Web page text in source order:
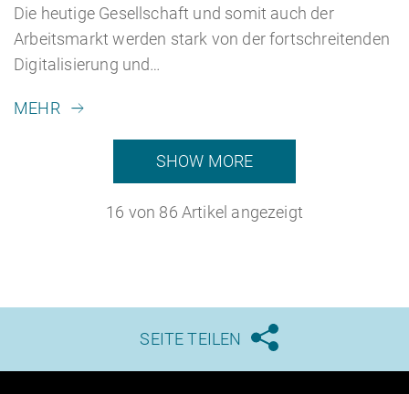
Die heutige Gesellschaft und somit auch der
Arbeitsmarkt werden stark von der fortschreitenden
Digitalisierung und…
MEHR
SHOW MORE
16 von 86 Artikel angezeigt
  
SEITE TEILEN